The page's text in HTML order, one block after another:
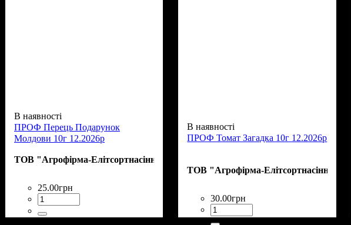
В наявності
ПРОФ Перець Подарунок
Молдови 10г 12.2026р
ТОВ "Агрофірма-Елітсортнасіння"
25.00грн
В наявності
ПРОФ Томат Загадка 10г 12.2026р
ТОВ "Агрофірма-Елітсортнасіння"
30.00грн